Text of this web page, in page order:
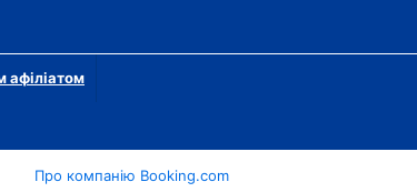
афіліатом
Про компанію Booking.com